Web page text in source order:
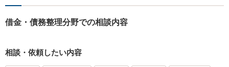
借金・債務整理分野での相談内容
相談・依頼したい内容